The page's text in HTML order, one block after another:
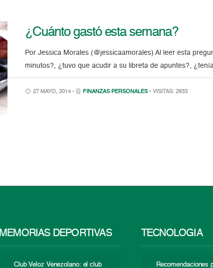
¿Cuánto gastó esta semana?
Por Jessica Morales (@jessicaamorales) Al leer esta
minutos?, ¿tuvo que acudir a su libreta de apuntes?,
27 MAYO, 2014 • FINANZAS PERSONALES • VISITAS: 2933
MEMORIAS DEPORTIVAS
Club Veloz Venezolano: el club
TECNOLOGÍA
Recomendaciones